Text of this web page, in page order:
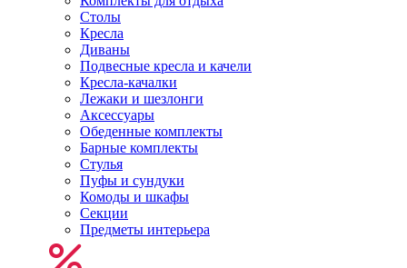
Столы
Кресла
Диваны
Подвесные кресла и качели
Кресла-качалки
Лежаки и шезлонги
Аксессуары
Обеденные комплекты
Барные комплекты
Стулья
Пуфы и сундуки
Комоды и шкафы
Секции
Предметы интерьера